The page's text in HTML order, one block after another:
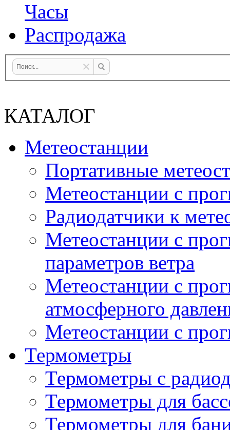
Часы
Распродажа
КАТАЛОГ
Метеостанции
Портативные
Метеостанции с
Радиодатчики к
Метеостанции с
параметров ветра
Метеостанции с
атмосферного
Метеостанции с
Термометры
Термометры с
Термометры для
Термометры для